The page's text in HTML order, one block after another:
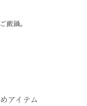
飯鍋。
アイテム